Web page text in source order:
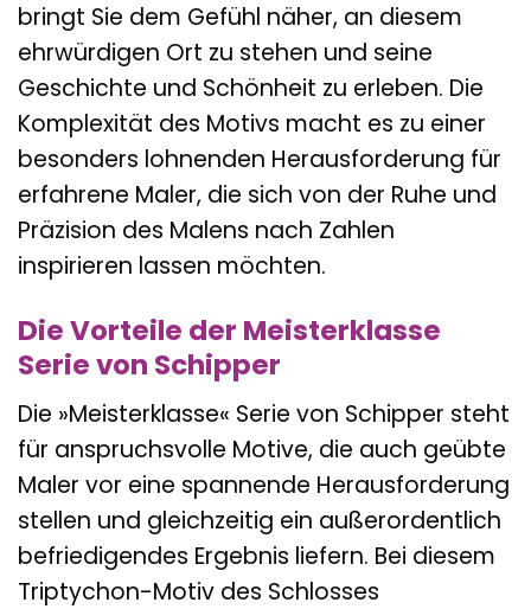
bringt Sie dem Gefühl näher, an diesem
ehrwürdigen Ort zu stehen und seine
Geschichte und Schönheit zu erleben. Die
Komplexität des Motivs macht es zu einer
besonders lohnenden Herausforderung für
erfahrene Maler, die sich von der Ruhe und
Präzision des Malens nach Zahlen
inspirieren lassen möchten.
Die Vorteile der Meisterklasse
Serie von Schipper
Die »Meisterklasse« Serie von Schipper steht
für anspruchsvolle Motive, die auch geübte
Maler vor eine spannende Herausforderung
stellen und gleichzeitig ein außerordentlich
befriedigendes Ergebnis liefern. Bei diesem
Triptychon-Motiv des Schlosses